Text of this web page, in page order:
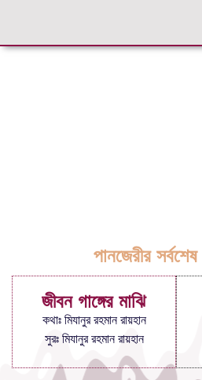
পানজেরীর সর্বশেষ
জীবন গাঙ্গের মাঝি
কথাঃ মিযানুর রহমান রায়হান
সুরঃ মিযানুর রহমান রায়হান